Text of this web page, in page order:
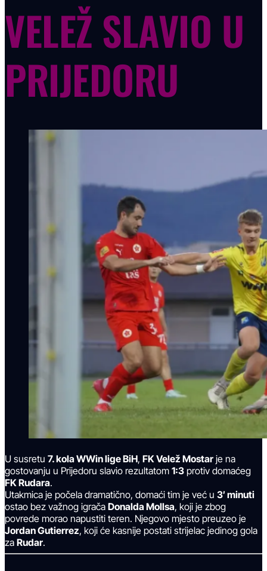
VELEŽ SLAVIO U
PRIJEDORU
U susretu 7. kola WWin lige BiH, FK Velež Mostar je na
gostovanju u Prijedoru slavio rezultatom 1:3 protiv domaćeg
FK Rudara.
Utakmica je počela dramatično, domaći tim je već u 3′ minuti
ostao bez važnog igrača Donalda Mollsa, koji je zbog
povrede morao napustiti teren. Njegovo mjesto preuzeo je
Jordan Gutierrez, koji će kasnije postati strijelac jedinog gola
za Rudar.